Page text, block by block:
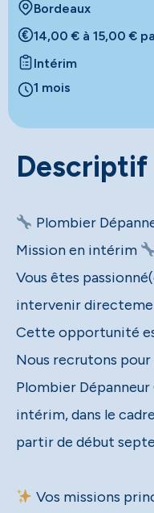
Bordeaux
14,00 € à 15,00 €
Intérim
1 mois
Descriptif
Plombier
Mission en intérim
Vous êtes
intervenir
Cette opportunité
Nous recrutons pour
Plombier
intérim, dans le
partir de début
Vos missions